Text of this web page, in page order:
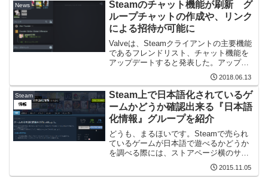
News
Steamのチャット機能が刷新 グ
ループチャットの作成や、リンク
による招待が可能に
Valveは、Steamクライアントの主要機能
であるフレンドリスト、チャット機能を
アップデートすると発表した。アップデ
ート内容はSteam ベータで公開されてい
て、Steam ベータに参加すれば誰でも機
能を試せる状態だ。 アップデート後の
フ...
2018.06.13
Steam
Steam上で日本語化されているゲ
ームかどうか確認出来る『日本語
化情報』グループを紹介
どうも、まるほいです。Steamで売られ
ているゲームが日本語で遊べるかどうか
を調べる際には、ストアページ横のサポ
ート言語を確認するSteamの日本語レビ
ューを確認する有志が日本語化した海外
2015.11.05